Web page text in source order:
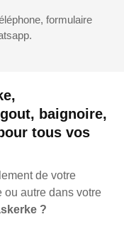
baignoire,
tous vos
de votre
ou autre dans votre
?
formulaire